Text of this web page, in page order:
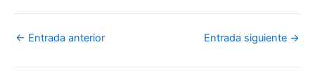
← Entrada anterior Entrada siguiente →